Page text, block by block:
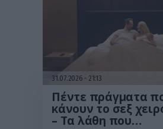
31.07.2026 21:13
Πέντε πράγματα
κάνουν το σεξ
– Τα λάθη που